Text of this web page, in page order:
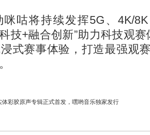
将持续发挥5G、4K/8K
技+融合创新”助力科技观
式赛事体验，打造最强观
体彩胶原声专辑正式首发，嘿哟音乐独家发行